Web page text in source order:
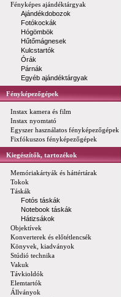
Fényképes ajándéktárgyak
Ajándékdobozok
Fotókockák
Hógömbök
Hűtőmágnesek
Kulcstartók
Órák
Párnák
Egyéb ajándéktárgyak
Fényképezőgépek
Instax kamera és film
Instax nyomtató
Egyszer használatos fényképezőgépek
Fixfókuszos fényképezőgépek
Kiegészítők, tartozékok
Memóriakártyák és háttértárak
Tokok
Táskák
Fotós táskák
Notebook táskák
Hátizsákok
Objektívek
Konverterek és előtétlencsék
Könyvek, kiadványok
Stúdió technika
Vakuk
Távkioldók
Elemtartók
Állványok